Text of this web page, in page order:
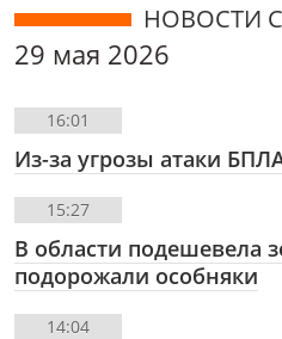
НОВОСТИ
29 мая 2026
16:01
Из-за угрозы атаки
15:27
В области подешевела
подорожали особняки
14:04